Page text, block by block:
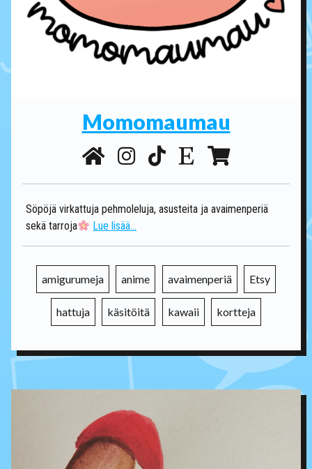
Momomaumau
Söpöjä virkattuja pehmoleluja, asusteita ja avaimenperiä
sekä tarroja
Lue lisää...
amigurumeja anime avaimenperiä Etsy
hattuja käsitöitä kawaii kortteja